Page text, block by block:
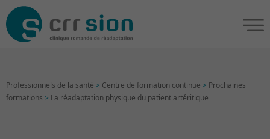
Professionnels de la santé > Centre de formation continue > Prochaines
formations > La réadaptation physique du patient artéritique